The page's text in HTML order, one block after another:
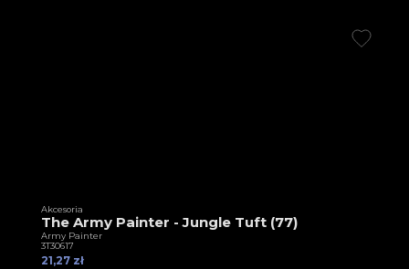
Akcesoria
The Army Painter - Jungle Tuft (77)
Army Painter
3T30617
21,27 zł